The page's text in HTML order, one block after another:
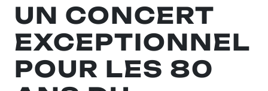
UN CONCERT
EXCEPTIONNEL
POUR LES 80